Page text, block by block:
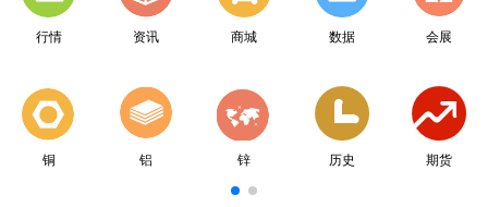
行情 资讯 商城 数据 会展
铜 铝 锌 历史 期货